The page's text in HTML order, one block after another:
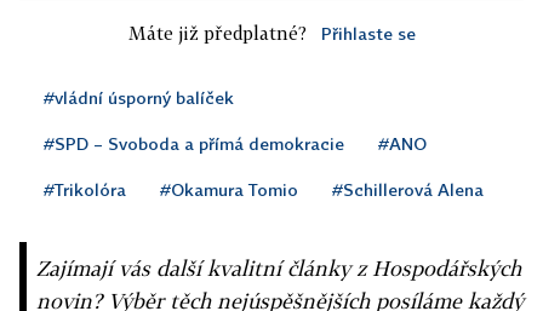
Máte již předplatné? Přihlaste se
#vládní úsporný balíček
#SPD – Svoboda a přímá demokracie #ANO
#Trikolóra #Okamura Tomio #Schillerová Alena
Zajímají vás další kvalitní články z Hospodářských
novin? Výběr těch nejúspěšnějších posíláme každý